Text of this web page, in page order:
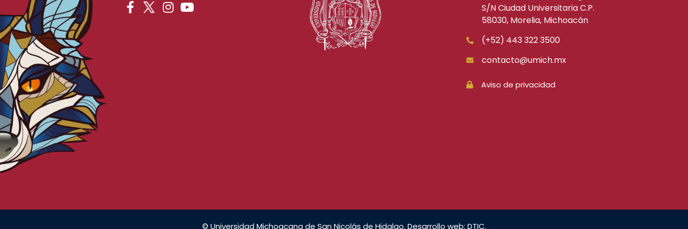
S/N Ciudad Universitaria C.P.
58030, Morelia, Michoacán
(+52) 443 322 3500
contacto@umich.mx
Aviso de privacidad
© Universidad Michoacana de San Nicolás de Hidalgo. Desarrollo web: DTIC.